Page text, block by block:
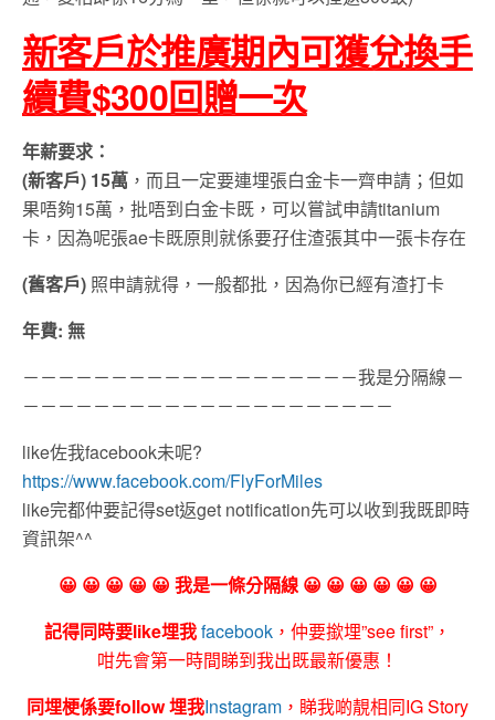
新客戶於推廣期內可獲兌換手
續費$300回贈一次
年薪要求：
(新客戶) 15萬 ，而且一定要連埋張白金卡一齊申請；但如
果唔夠15萬，批唔到白金卡既，可以嘗試申請titanium
卡，因為呢張ae卡既原則就係要孖住渣張其中一張卡存在
(舊客戶) 照申請就得，一般都批，因為你已經有渣打卡
年費: 無
－－－－－－－－－－－－－－－－－－－我是分隔線－
－－－－－－－－－－－－－－－－－－－－－
like佐我facebook未呢?
https://www.facebook.com/FlyForMiles
like完都仲要記得set返get notification先可以收到我既即時
資訊架^^
😀 😀 😀 😀 😀 我是一條分隔線 😀 😀 😀 😀 😀 😀
記得同時要like埋我facebook ，仲要撳埋”see first”，
咁先會第一時間睇到我出既最新優惠！
同埋梗係要follow 埋我Instagram ，睇我啲靚相同IG Story